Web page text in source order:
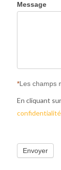
Message
*Les champs
En cliquant
confidentialité
Envoyer